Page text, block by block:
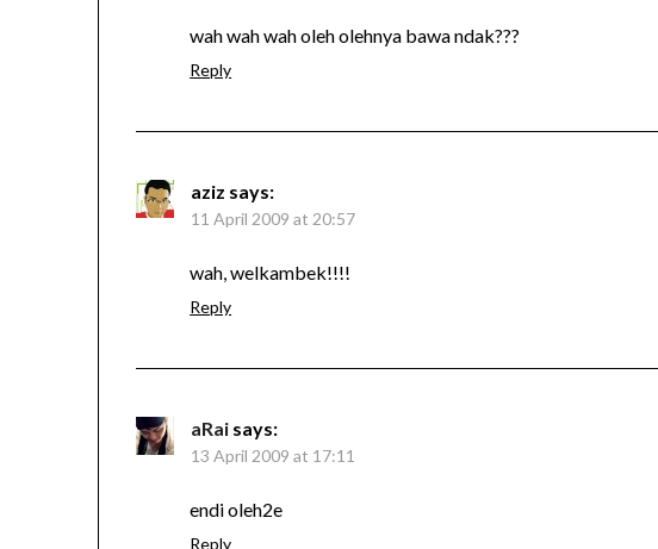
wah wah wah oleh olehnya bawa ndak???
Reply
aziz says:
11 April 2009 at 20:57
wah, welkambek!!!!
Reply
aRai says:
13 April 2009 at 17:11
endi oleh2e
Reply